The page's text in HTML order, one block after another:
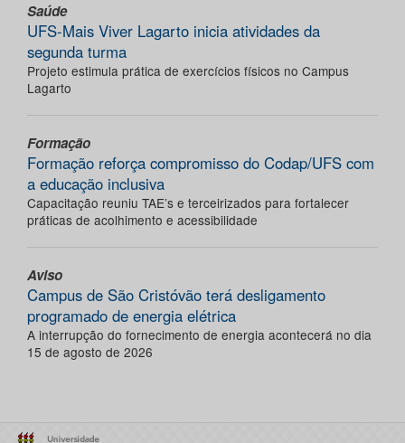
Saúde
UFS-Mais Viver Lagarto inicia atividades da
segunda turma
Projeto estimula prática de exercícios físicos no Campus
Lagarto
Formação
Formação reforça compromisso do Codap/UFS com
a educação inclusiva
Capacitação reuniu TAE’s e terceirizados para fortalecer
práticas de acolhimento e acessibilidade
Aviso
Campus de São Cristóvão terá desligamento
programado de energia elétrica
A interrupção do fornecimento de energia acontecerá no dia
15 de agosto de 2026